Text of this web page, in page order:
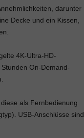
darunter
Decke und ein Kissen,
4K-Ultra-HD-
On-Demand-
als Fernbedienung
USB-Anschlüsse sind